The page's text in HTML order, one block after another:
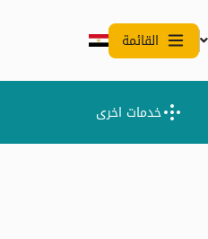
القائمة
خدمات اخرى